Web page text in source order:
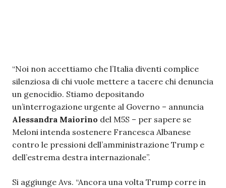
“Noi non accettiamo che l’Italia diventi complice
silenziosa di chi vuole mettere a tacere chi denuncia
un genocidio. Stiamo depositando
un’interrogazione urgente al Governo – annuncia
Alessandra Maiorino del M5S – per sapere se
Meloni intenda sostenere Francesca Albanese
contro le pressioni dell’amministrazione Trump e
dell’estrema destra internazionale”.
Si aggiunge Avs. “Ancora una volta Trump corre in